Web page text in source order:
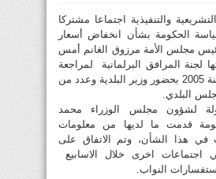
والتنفيذية اجتماعا مشتركا
الحكومة بشأن انخفاض أسعار
رئيس مجلس الأمة مرزوق الغانم أمس
لجنة المرافق البرلمانية لمراجعة
قانون البلدية 5 لسنة 2005 بحضور وزير البلدية وعدد من
البلدي.
لشؤون مجلس الوزراء محمد
قدمت ما لديها من معلومات
في هذا الشأن، وتم الاتفاق على
اجتماعات اخرى خلال الاسابيع
النواب.